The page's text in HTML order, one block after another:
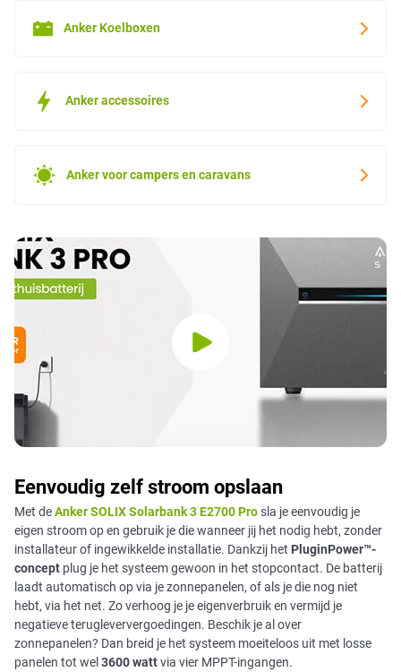
Anker Koelboxen
Anker accessoires
Anker voor campers en caravans
Eenvoudig zelf stroom opslaan
Met deAnker SOLIX Solarbank 3 E2700 Prosla je eenvoudig je
eigen stroom op en gebruik je die wanneer jij het nodig hebt, zonder
installateur of ingewikkelde installatie. Dankzij het PluginPower™-
concept plug je het systeem gewoon in het stopcontact. De batterij
laadt automatisch op via je zonnepanelen, of als je die nog niet
hebt, via het net. Zo verhoog je je eigenverbruik en vermijd je
negatieve terugleververgoedingen. Beschik je al over
zonnepanelen? Dan breid je het systeem moeiteloos uit met losse
panelen tot wel 3600 wattvia vier MPPT-ingangen.